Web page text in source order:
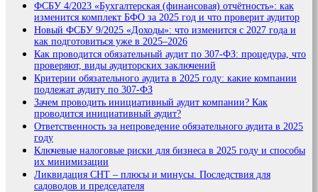
ФСБУ 4/2023 «Бухгалтерская (финансовая) отчётность»: как
изменится комплект БФО за 2025 год и что проверит аудитор
Новый ФСБУ 9/2025 «Доходы»: что изменится с 2027 года и
как подготовиться уже в 2025–2026
Как проводится обязательный аудит по 307-ФЗ: процедура, что
проверяют, виды аудиторских заключений
Критерии обязательного аудита в 2025 году: какие компании
подлежат аудиту по 307-ФЗ
Зачем проводить инициативный аудит компании? Как
проводится инициативный аудит?
Ответственность за непроведение обязательного аудита в 2025
году
Ключевые налоговые риски для бизнеса в 2025 году и способы
их минимизации
Ликвидация СНТ – плюсы и минусы. Последствия для
садоводов и председателя